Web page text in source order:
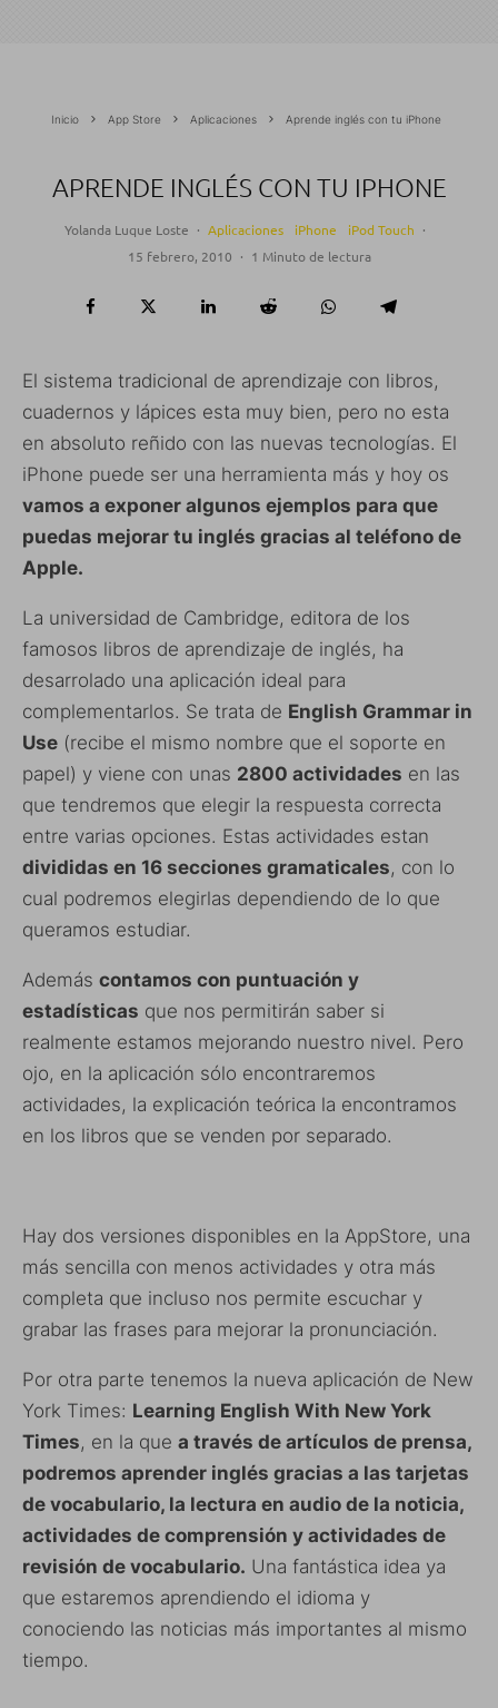
Inicio App Store Aplicaciones Aprende inglés con tu iPhone
APRENDE INGLÉS CON TU IPHONE
Yolanda Luque Loste · Aplicaciones iPhone iPod Touch ·
15 febrero, 2010 · 1 Minuto de lectura
El sistema tradicional de aprendizaje con libros,
cuadernos y lápices esta muy bien, pero no esta
en absoluto reñido con las nuevas tecnologías. El
iPhone puede ser una herramienta más y hoy os
vamos a exponer algunos ejemplos para que
puedas mejorar tu inglés gracias al teléfono de
Apple.
La universidad de Cambridge, editora de los
famosos libros de aprendizaje de inglés, ha
desarrolado una aplicación ideal para
complementarlos. Se trata de English Grammar in
Use (recibe el mismo nombre que el soporte en
papel) y viene con unas 2800 actividades en las
que tendremos que elegir la respuesta correcta
entre varias opciones. Estas actividades estan
divididas en 16 secciones gramaticales, con lo
cual podremos elegirlas dependiendo de lo que
queramos estudiar.
Además contamos con puntuación y
estadísticas que nos permitirán saber si
realmente estamos mejorando nuestro nivel. Pero
ojo, en la aplicación sólo encontraremos
actividades, la explicación teórica la encontramos
en los libros que se venden por separado.
Hay dos versiones disponibles en la AppStore, una
más sencilla con menos actividades y otra más
completa que incluso nos permite escuchar y
grabar las frases para mejorar la pronunciación.
Por otra parte tenemos la nueva aplicación de New
York Times: Learning English With New York
Times, en la que a través de artículos de prensa,
podremos aprender inglés gracias a las tarjetas
de vocabulario, la lectura en audio de la noticia,
actividades de comprensión y actividades de
revisión de vocabulario. Una fantástica idea ya
que estaremos aprendiendo el idioma y
conociendo las noticias más importantes al mismo
tiempo.